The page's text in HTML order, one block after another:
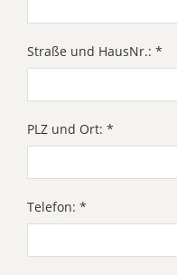
Straße und HausNr.: *
PLZ und Ort: *
Telefon: *